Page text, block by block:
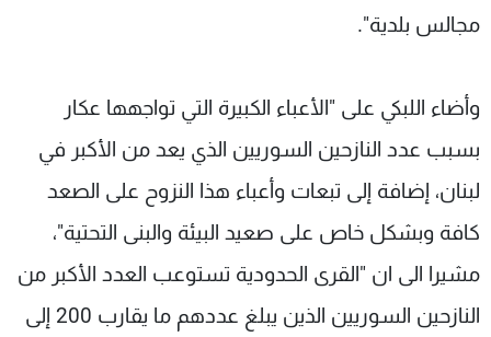
مجالس بلدية".
وأضاء اللبكي على "الأعباء الكبيرة التي تواجهها عكار
بسبب عدد النازحين السوريين الذي يعد من الأكبر في
لبنان، إضافة إلى تبعات وأعباء هذا النزوح على الصعد
كافة وبشكل خاص على صعيد البيئة والبنى التحتية"،
مشيرا الى ان "القرى الحدودية تستوعب العدد الأكبر من
النازحين السوريين الذين يبلغ عددهم ما يقارب 200 إلى